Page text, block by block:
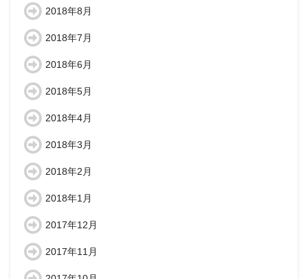
2018年8月
2018年7月
2018年6月
2018年5月
2018年4月
2018年3月
2018年2月
2018年1月
2017年12月
2017年11月